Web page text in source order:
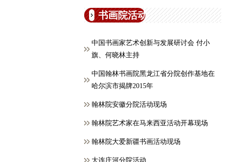
书画院活动
中国书画家艺术创新与发展研讨会 付小
旗、何晓林主持
中国翰林书画院黑龙江省分院创作基地在
哈尔滨市揭牌2015年
翰林院安徽分院活动现场
翰林院艺术家在马来西亚活动开幕现场
翰林院大爱新疆书画活动现场
大连庄河分院活动